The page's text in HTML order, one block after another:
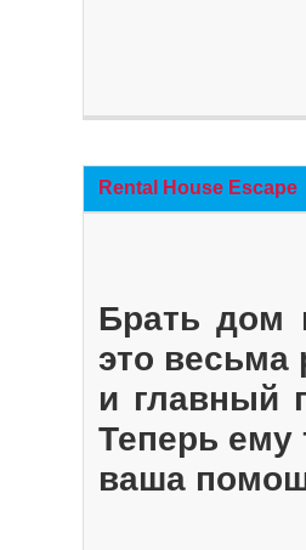
Rental House Escape
Брать дом
это весьма
и главный
Теперь ему
ваша